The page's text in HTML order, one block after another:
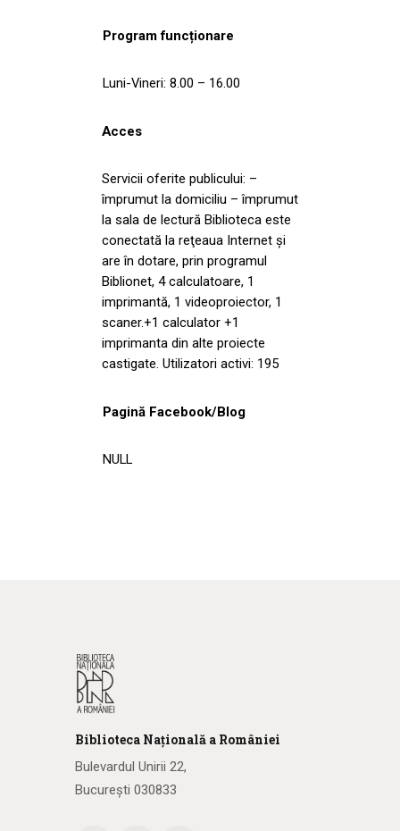
Program funcționare
Luni-Vineri: 8.00 – 16.00
Acces
Servicii oferite publicului: –
împrumut la domiciliu – împrumut
la sala de lectură Biblioteca este
conectată la reţeaua Internet şi
are în dotare, prin programul
Biblionet, 4 calculatoare, 1
imprimantă, 1 videoproiector, 1
scaner.+1 calculator +1
imprimanta din alte proiecte
castigate. Utilizatori activi: 195
Pagină Facebook/Blog
NULL
Biblioteca Națională a României
Bulevardul Unirii 22,
București 030833